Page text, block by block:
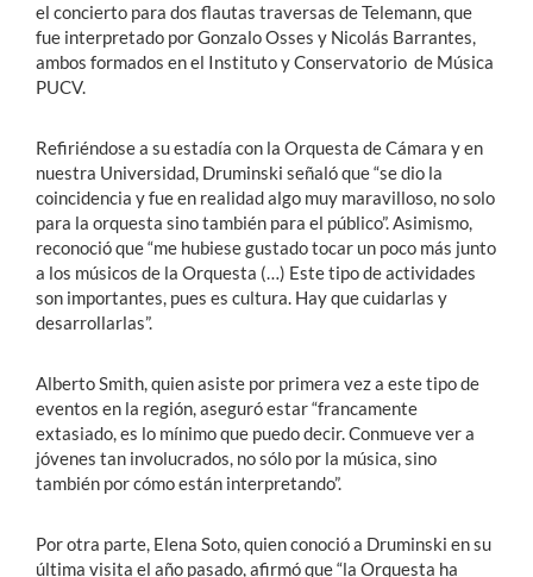
el concierto para dos flautas traversas de Telemann, que
fue interpretado por Gonzalo Osses y Nicolás Barrantes,
ambos formados en el Instituto y Conservatorio de Música
PUCV.
Refiriéndose a su estadía con la Orquesta de Cámara y en
nuestra Universidad, Druminski señaló que “se dio la
coincidencia y fue en realidad algo muy maravilloso, no solo
para la orquesta sino también para el público”. Asimismo,
reconoció que “me hubiese gustado tocar un poco más junto
a los músicos de la Orquesta (…) Este tipo de actividades
son importantes, pues es cultura. Hay que cuidarlas y
desarrollarlas”.
Alberto Smith, quien asiste por primera vez a este tipo de
eventos en la región, aseguró estar “francamente
extasiado, es lo mínimo que puedo decir. Conmueve ver a
jóvenes tan involucrados, no sólo por la música, sino
también por cómo están interpretando”.
Por otra parte, Elena Soto, quien conoció a Druminski en su
última visita el año pasado, afirmó que “la Orquesta ha